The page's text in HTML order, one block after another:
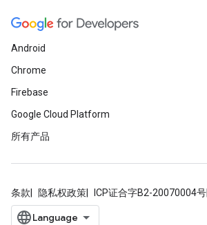
Android
Chrome
Firebase
Google Cloud Platform
所有产品
条款 隐私权政策 ICP证合字B2-20070004号